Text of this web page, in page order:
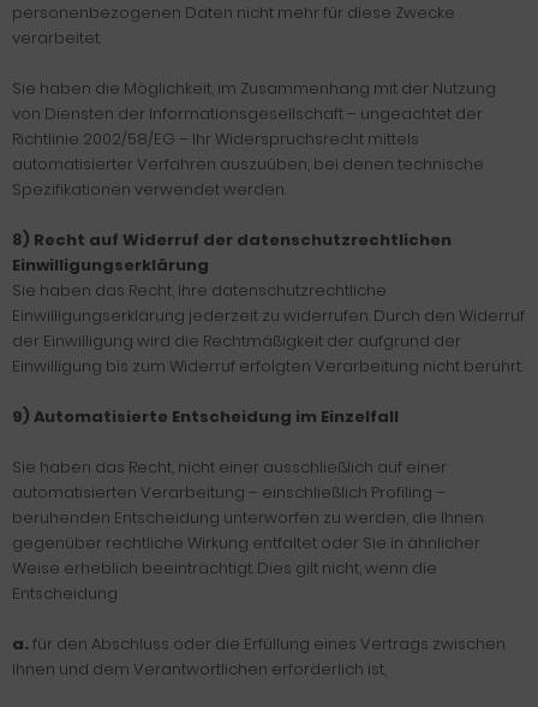
personenbezogenen Daten nicht mehr für diese Zwecke
verarbeitet.
Sie haben die Möglichkeit, im Zusammenhang mit der Nutzung
von Diensten der Informationsgesellschaft – ungeachtet der
Richtlinie 2002/58/EG – Ihr Widerspruchsrecht mittels
automatisierter Verfahren auszuüben, bei denen technische
Spezifikationen verwendet werden.
8) Recht auf Widerruf der datenschutzrechtlichen
Einwilligungserklärung
Sie haben das Recht, Ihre datenschutzrechtliche
Einwilligungserklärung jederzeit zu widerrufen. Durch den Widerruf
der Einwilligung wird die Rechtmäßigkeit der aufgrund der
Einwilligung bis zum Widerruf erfolgten Verarbeitung nicht berührt.
9) Automatisierte Entscheidung im Einzelfall
Sie haben das Recht, nicht einer ausschließlich auf einer
automatisierten Verarbeitung – einschließlich Profiling –
beruhenden Entscheidung unterworfen zu werden, die Ihnen
gegenüber rechtliche Wirkung entfaltet oder Sie in ähnlicher
Weise erheblich beeinträchtigt. Dies gilt nicht, wenn die
Entscheidung
a. für den Abschluss oder die Erfüllung eines Vertrags zwischen
Ihnen und dem Verantwortlichen erforderlich ist,